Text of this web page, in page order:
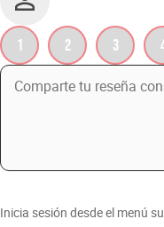
1 2 3
Inicia sesión desde el menú